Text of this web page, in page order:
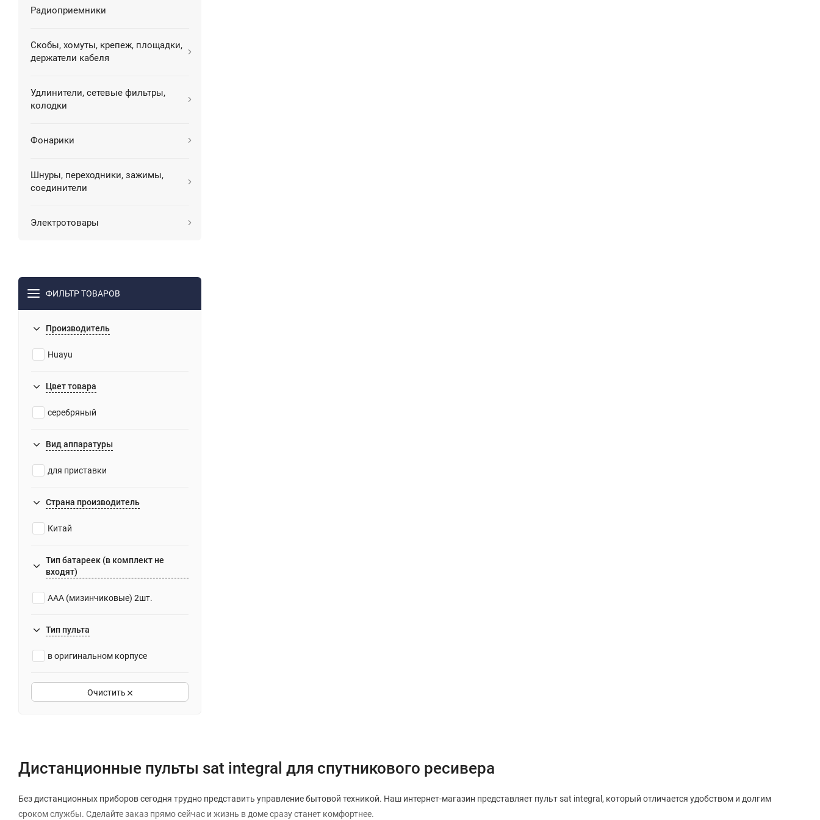
Радиоприемники
Скобы, хомуты, крепеж, площадки,
держатели кабеля
Удлинители, сетевые фильтры,
колодки
Фонарики
Шнуры, переходники, зажимы,
соединители
Электротовары
ФИЛЬТР ТОВАРОВ
Производитель
Huayu
Цвет товара
серебряный
Вид аппаратуры
для приставки
Страна производитель
Китай
Тип батареек (в комплект не
входят)
AAA (мизинчиковые) 2шт.
Тип пульта
в оригинальном корпусе
Очистить
Дистанционные пульты sat integral для спутникового ресивера
Без дистанционных приборов сегодня трудно представить управление бытовой техникой. Наш интернет-магазин представляет пульт sat integral, который отличается удобством и долгим
сроком службы. Сделайте заказ прямо сейчас и жизнь в доме сразу станет комфортнее.